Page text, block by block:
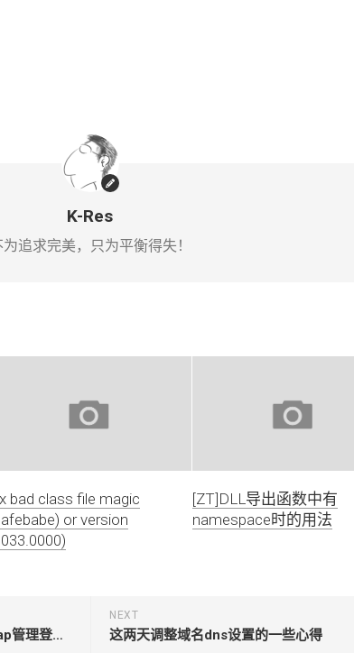
K-Res
为追求完美，只为平衡得失！
bad class file magic
or version
[ZT]DLL导出函数中有
namespace时的用法
NEXT
这两天调整域名dns设置的一些心得
UCWEB7正式版发布了，可wap管理登录问题还是没有解决。